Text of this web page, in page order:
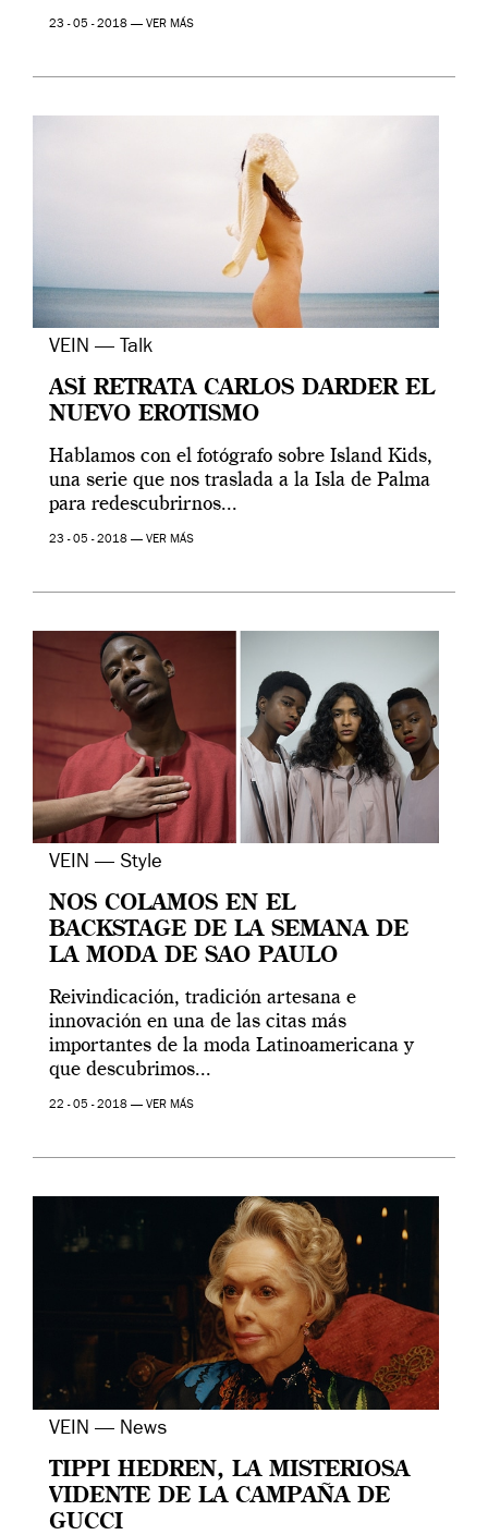
23 - 05 - 2018 — VER MÁS
VEIN — Talk
ASÍ RETRATA CARLOS DARDER EL
NUEVO EROTISMO
Hablamos con el fotógrafo sobre Island Kids,
una serie que nos traslada a la Isla de Palma
para redescubrirnos...
23 - 05 - 2018 — VER MÁS
VEIN — Style
NOS COLAMOS EN EL
BACKSTAGE DE LA SEMANA DE
LA MODA DE SAO PAULO
Reivindicación, tradición artesana e
innovación en una de las citas más
importantes de la moda Latinoamericana y
que descubrimos...
22 - 05 - 2018 — VER MÁS
VEIN — News
TIPPI HEDREN, LA MISTERIOSA
VIDENTE DE LA CAMPAÑA DE
GUCCI